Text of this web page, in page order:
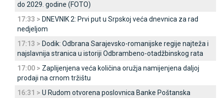
do 2029. godine (FOTO)
17:33 > DNEVNIK 2: Prvi put u Srpskoj veća dnevnica za rad
nedjeljom
17:13 > Dodik: Odbrana Sarajevsko-romanijske regije najteža i
najslavnija stranica u istoriji Odbrambeno-otadžbinskog rata
17:00 > Zaplijenjena veća količina oružja namijenjena daljoj
prodaji na crnom tržištu
16:31 > U Rudom otvorena poslovnica Banke Poštanska